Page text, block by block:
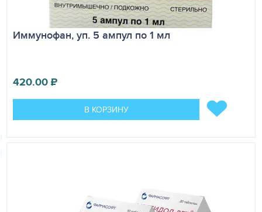
Иммунофан, уп. 5 ампул по 1 мл
420.00₽
В КОРЗИНУ